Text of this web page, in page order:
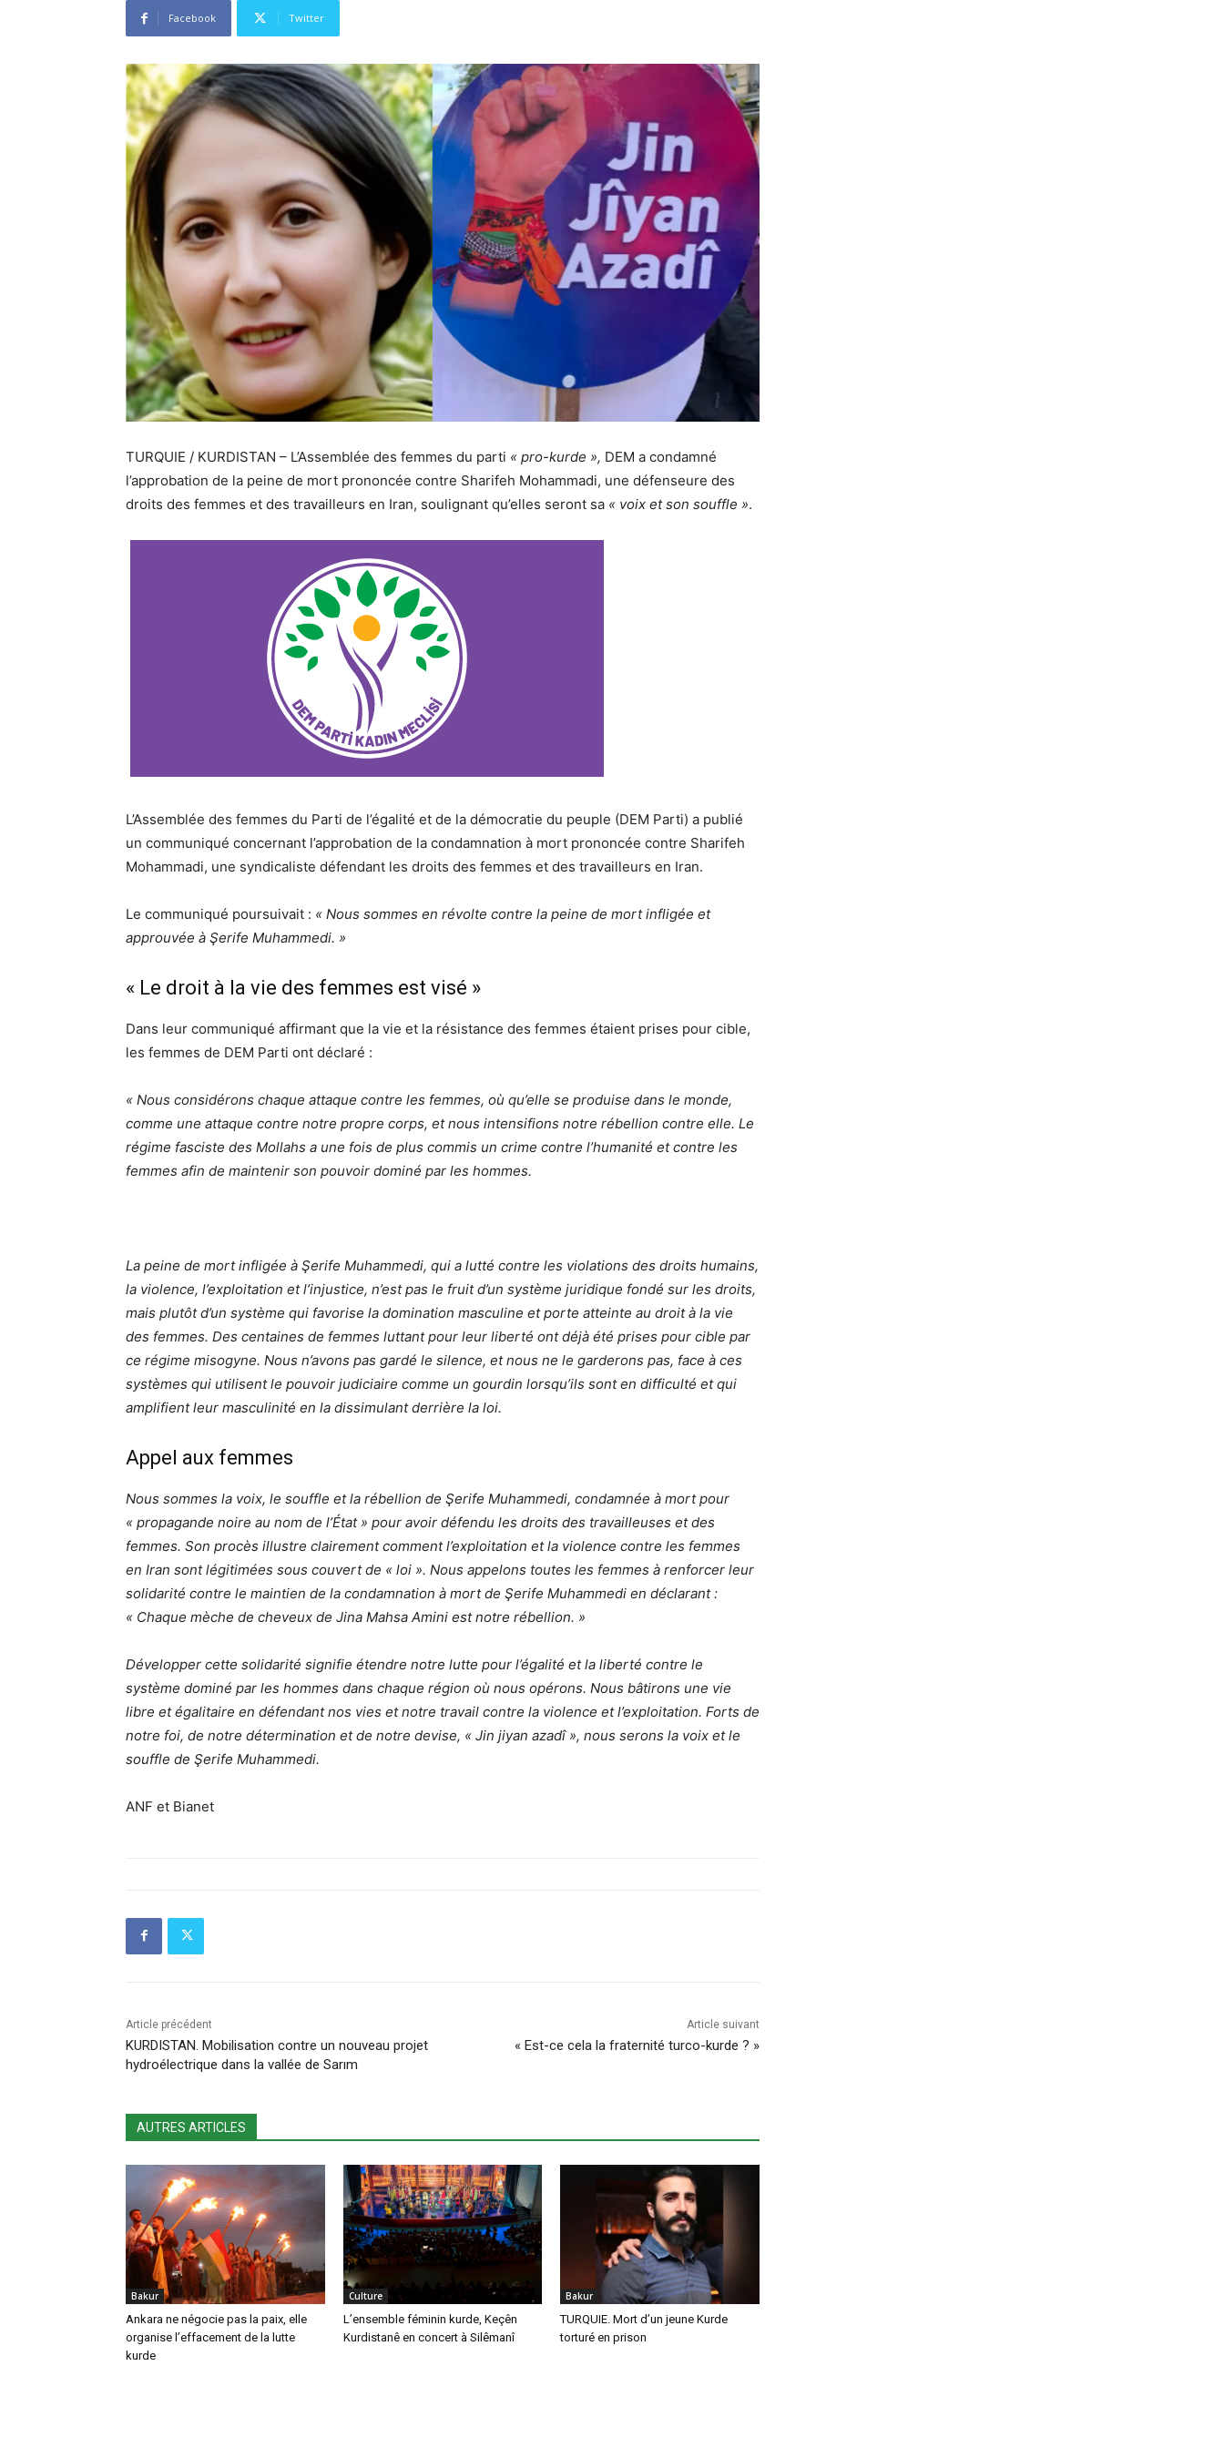
Facebook Twitter
TURQUIE / KURDISTAN – L’Assemblée des femmes du parti « pro-kurde », DEM a condamné
l’approbation de la peine de mort prononcée contre Sharifeh Mohammadi, une défenseure des
droits des femmes et des travailleurs en Iran, soulignant qu’elles seront sa « voix et son souffle ».
L’Assemblée des femmes du Parti de l’égalité et de la démocratie du peuple (DEM Parti) a publié
un communiqué concernant l’approbation de la condamnation à mort prononcée contre Sharifeh
Mohammadi, une syndicaliste défendant les droits des femmes et des travailleurs en Iran.
Le communiqué poursuivait : « Nous sommes en révolte contre la peine de mort infligée et
approuvée à Şerife Muhammedi. »
« Le droit à la vie des femmes est visé »
Dans leur communiqué affirmant que la vie et la résistance des femmes étaient prises pour cible,
les femmes de DEM Parti ont déclaré :
« Nous considérons chaque attaque contre les femmes, où qu’elle se produise dans le monde,
comme une attaque contre notre propre corps, et nous intensifions notre rébellion contre elle. Le
régime fasciste des Mollahs a une fois de plus commis un crime contre l’humanité et contre les
femmes afin de maintenir son pouvoir dominé par les hommes.
La peine de mort infligée à Şerife Muhammedi, qui a lutté contre les violations des droits humains,
la violence, l’exploitation et l’injustice, n’est pas le fruit d’un système juridique fondé sur les droits,
mais plutôt d’un système qui favorise la domination masculine et porte atteinte au droit à la vie
des femmes. Des centaines de femmes luttant pour leur liberté ont déjà été prises pour cible par
ce régime misogyne. Nous n’avons pas gardé le silence, et nous ne le garderons pas, face à ces
systèmes qui utilisent le pouvoir judiciaire comme un gourdin lorsqu’ils sont en difficulté et qui
amplifient leur masculinité en la dissimulant derrière la loi.
Appel aux femmes
Nous sommes la voix, le souffle et la rébellion de Şerife Muhammedi, condamnée à mort pour
« propagande noire au nom de l’État » pour avoir défendu les droits des travailleuses et des
femmes. Son procès illustre clairement comment l’exploitation et la violence contre les femmes
en Iran sont légitimées sous couvert de « loi ». Nous appelons toutes les femmes à renforcer leur
solidarité contre le maintien de la condamnation à mort de Şerife Muhammedi en déclarant :
« Chaque mèche de cheveux de Jina Mahsa Amini est notre rébellion. »
Développer cette solidarité signifie étendre notre lutte pour l’égalité et la liberté contre le
système dominé par les hommes dans chaque région où nous opérons. Nous bâtirons une vie
libre et égalitaire en défendant nos vies et notre travail contre la violence et l’exploitation. Forts de
notre foi, de notre détermination et de notre devise, « Jin jiyan azadî », nous serons la voix et le
souffle de Şerife Muhammedi.
ANF et Bianet
Article précédent
KURDISTAN. Mobilisation contre un nouveau projet
hydroélectrique dans la vallée de Sarım
Article suivant
« Est-ce cela la fraternité turco-kurde ? »
AUTRES ARTICLES
Bakur
Ankara ne négocie pas la paix, elle
organise l’effacement de la lutte
kurde
Culture
L’ensemble féminin kurde, Keçên
Kurdistanê en concert à Silêmanî
Bakur
TURQUIE. Mort d’un jeune Kurde
torturé en prison